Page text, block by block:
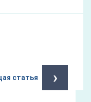
статья ›